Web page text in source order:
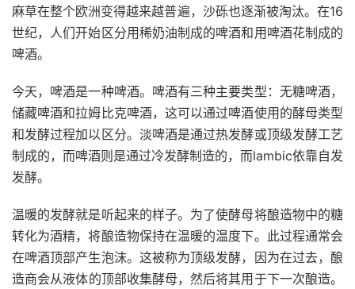
麻草在整个欧洲变得越来越普遍，沙砾也逐渐被淘汰。在16
世纪，人们开始区分用稀奶油制成的啤酒和用啤酒花制成的
啤酒。
今天，啤酒是一种啤酒。啤酒有三种主要类型：无糖啤酒，
储藏啤酒和拉姆比克啤酒，这可以通过啤酒使用的酵母类型
和发酵过程加以区分。淡啤酒是通过热发酵或顶级发酵工艺
制成的，而啤酒则是通过冷发酵制造的，而lambic依靠自发
发酵。
温暖的发酵就是听起来的样子。为了使酵母将酿造物中的糖
转化为酒精，将酿造物保持在温暖的温度下。此过程通常会
在啤酒顶部产生泡沫。这被称为顶级发酵，因为在过去，酿
造商会从液体的顶部收集酵母，然后将其用于下一次酿造。